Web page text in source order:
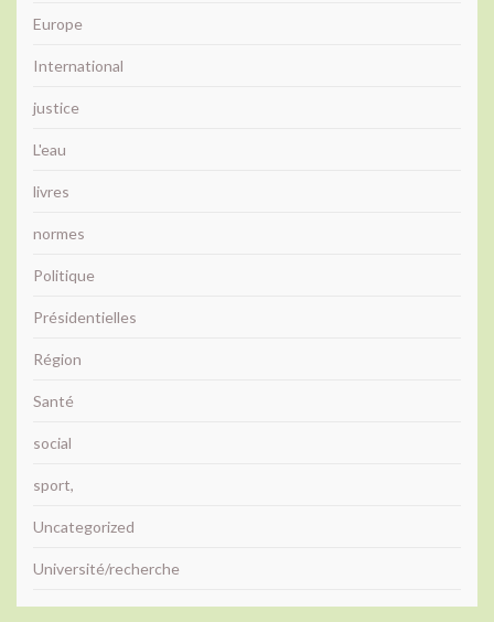
Europe
International
justice
L'eau
livres
normes
Politique
Présidentielles
Région
Santé
social
sport,
Uncategorized
Université/recherche